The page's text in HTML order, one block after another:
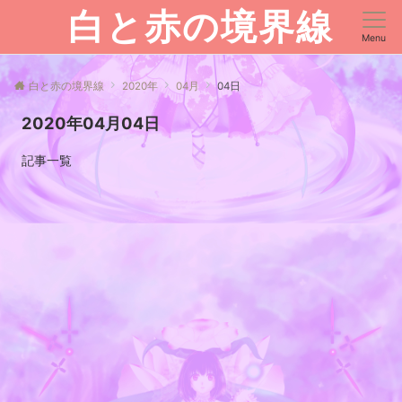
白と赤の境界線 Menu
白と赤の境界線 2020年 04月 04日
2020年04月04日
記事一覧